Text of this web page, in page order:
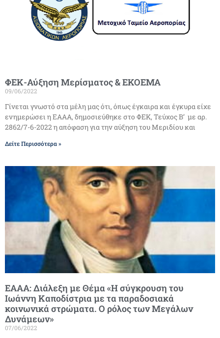
ΦΕΚ-Αύξηση Μερίσματος & ΕΚΟΕΜΑ
09/06/2022
Γίνεται γνωστό στα μέλη μας ότι, όπως έγκαιρα και έγκυρα είχε
ενημερώσει η ΕΑΑΑ, δημοσιεύθηκε στο ΦΕΚ, Τεύχος Β’ με αρ.
2862/7-6-2022 η απόφαση για την αύξηση του Μεριδίου και
Δείτε Περισσότερα »
ΕΑΑΑ: Διάλεξη με Θέμα «Η σύγκρουση του
Ιωάννη Καποδίστρια με τα παραδοσιακά
κοινωνικά στρώματα. Ο ρόλος των Μεγάλων
Δυνάμεων»
07/06/2022